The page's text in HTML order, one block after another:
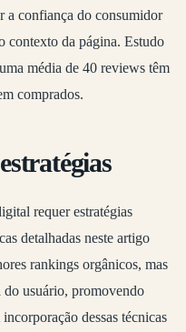
a confiança do consumidor
contexto da página. Estudo
média de 40 reviews têm
comprados.
requer estratégias
detalhadas neste artigo
rankings orgânicos, mas
usuário, promovendo
dessas técnicas